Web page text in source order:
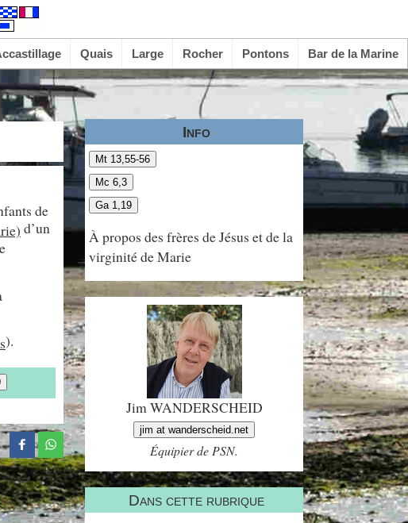
Quais Large Rocher Pontons Bar de la Marine
de
d’un
).
Info
Mt 13,55-56
Mc 6,3
Ga 1,19
À propos des frères de Jésus et de la
virginité de Marie
Jim WANDERSCHEID
jim at wanderscheid.net
Équipier de PSN.
Dans cette rubrique